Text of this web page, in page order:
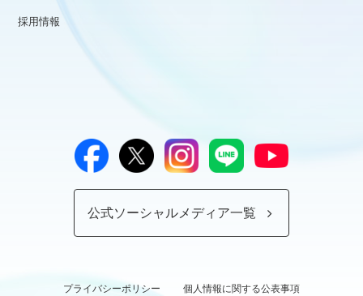
採用情報
公式ソーシャルメディア一覧
プライバシーポリシー 個人情報に関する公表事項